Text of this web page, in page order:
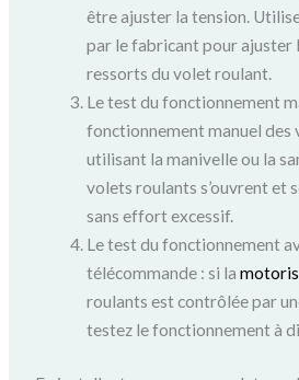
être ajuster la tension.
par le fabricant pour ajuster
ressorts du volet roulant.
Le test du fonctionnement
fonctionnement manuel des
utilisant la manivelle ou la
volets roulants s’ouvrent et
sans effort excessif.
Le test du fonctionnement
télécommande : si la
roulants est contrôlée par
testez le fonctionnement à